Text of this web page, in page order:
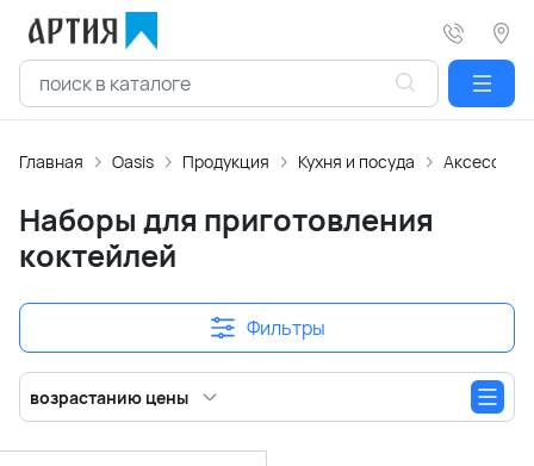
Главная Oasis Продукция Кухня и посуда
Наборы для приготовления
коктейлей
Фильтры
возрастанию цены